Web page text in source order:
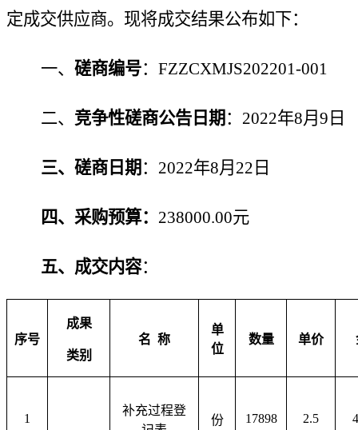
定成交供应商。现将成交结果公布如下：
一、 磋商编号： FZZCXMJS202201-001
二、 竞争性磋商公告日期 ： 2022年8月 9 日
三、 磋商日期 ： 2022年8月 22 日
四、采购预算： 238000.00元
五、成交内容：
序号
成果
类别
名 称
单
位
数量 单价
1
补充过程登
份 17898 2.5